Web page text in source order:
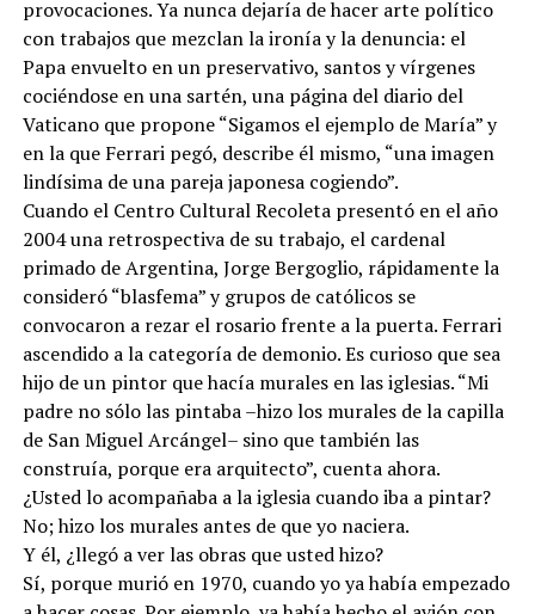
provocaciones. Ya nunca dejaría de hacer arte político
con trabajos que mezclan la ironía y la denuncia: el
Papa envuelto en un preservativo, santos y vírgenes
cociéndose en una sartén, una página del diario del
Vaticano que propone “Sigamos el ejemplo de María” y
en la que Ferrari pegó, describe él mismo, “una imagen
lindísima de una pareja japonesa cogiendo”.
Cuando el Centro Cultural Recoleta presentó en el año
2004 una retrospectiva de su trabajo, el cardenal
primado de Argentina, Jorge Bergoglio, rápidamente la
consideró “blasfema” y grupos de católicos se
convocaron a rezar el rosario frente a la puerta. Ferrari
ascendido a la categoría de demonio. Es curioso que sea
hijo de un pintor que hacía murales en las iglesias. “Mi
padre no sólo las pintaba –hizo los murales de la capilla
de San Miguel Arcángel– sino que también las
construía, porque era arquitecto”, cuenta ahora.
¿Usted lo acompañaba a la iglesia cuando iba a pintar?
No; hizo los murales antes de que yo naciera.
Y él, ¿llegó a ver las obras que usted hizo?
Sí, porque murió en 1970, cuando yo ya había empezado